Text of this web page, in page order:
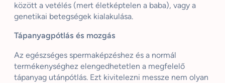
között a vetélés (mert életképtelen a baba), vagy a
genetikai betegségek kialakulása.
Tápanyagpótlás és mozgás
Az egészséges spermaképzéshez és a normál
termékenységhez elengedhetetlen a megfelelő
tápanyag utánpótlás. Ezt kivitelezni messze nem olyan